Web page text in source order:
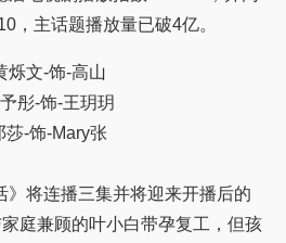
，主话题播放量已破4亿。
烁文-饰-高山
彤-饰-王玥玥
莎-饰-Mary张
将连播三集并将迎来开播后的
庭兼顾的叶小白带孕复工，但孩